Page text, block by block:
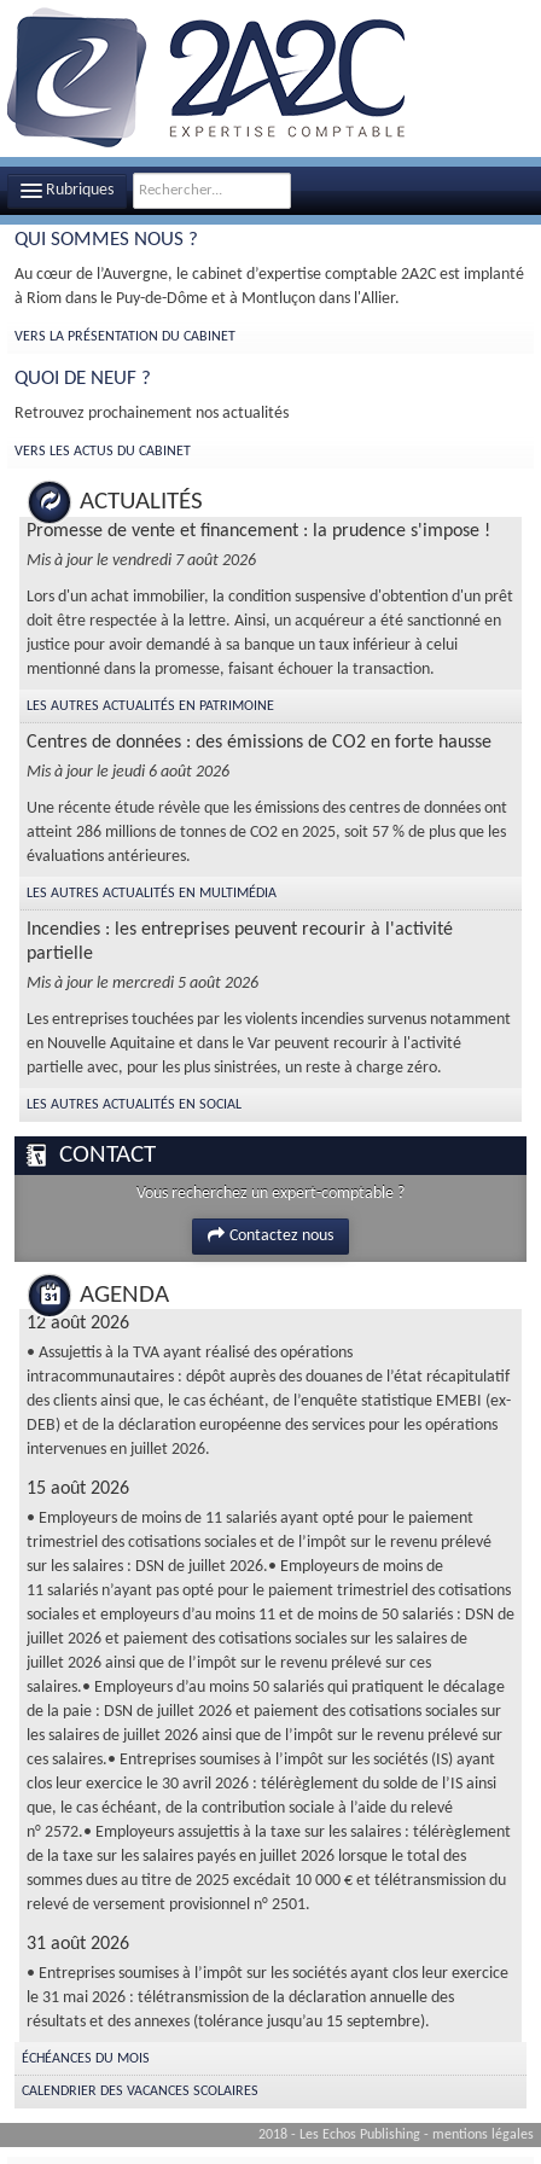
Rubriques
LE CABINET
NOTRE ÉQUIPE
PLAN D'ACCÈS
FILS D'ACTUALITÉS
INFOS DE GESTION
OUTILS PRATIQUES
ESPACE CLIENT EWS
QUI SOMMES NOUS ?
Au cœur de l’Auvergne, le cabinet d’expertise comptable 2A2C est implanté
à Riom dans le Puy-de-Dôme et à Montluçon dans l'Allier.
VERS LA PRÉSENTATION DU CABINET
QUOI DE NEUF ?
Retrouvez prochainement nos actualités
VERS LES ACTUS DU CABINET
ACTUALITÉS
Promesse de vente et financement : la prudence s'impose !
Mis à jour le vendredi 7 août 2026
Lors d'un achat immobilier, la condition suspensive d'obtention d'un prêt
doit être respectée à la lettre. Ainsi, un acquéreur a été sanctionné en
justice pour avoir demandé à sa banque un taux inférieur à celui
mentionné dans la promesse, faisant échouer la transaction.
LES AUTRES ACTUALITÉS EN PATRIMOINE
Centres de données : des émissions de CO2 en forte hausse
Mis à jour le jeudi 6 août 2026
Une récente étude révèle que les émissions des centres de données ont
atteint 286 millions de tonnes de CO2 en 2025, soit 57 % de plus que les
évaluations antérieures.
LES AUTRES ACTUALITÉS EN MULTIMÉDIA
Incendies : les entreprises peuvent recourir à l'activité
partielle
Mis à jour le mercredi 5 août 2026
Les entreprises touchées par les violents incendies survenus notamment
en Nouvelle Aquitaine et dans le Var peuvent recourir à l'activité
partielle avec, pour les plus sinistrées, un reste à charge zéro.
LES AUTRES ACTUALITÉS EN SOCIAL
CONTACT
Vous recherchez un expert-comptable ?
Contactez nous
AGENDA
12 août 2026
• Assujettis à la TVA ayant réalisé des opérations
intracommunautaires : dépôt auprès des douanes de l’état récapitulatif
des clients ainsi que, le cas échéant, de l’enquête statistique EMEBI (ex-
DEB) et de la déclaration européenne des services pour les opérations
intervenues en juillet 2026.
15 août 2026
• Employeurs de moins de 11 salariés ayant opté pour le paiement
trimestriel des cotisations sociales et de l’impôt sur le revenu prélevé
sur les salaires : DSN de juillet 2026.• Employeurs de moins de
11 salariés n’ayant pas opté pour le paiement trimestriel des cotisations
sociales et employeurs d’au moins 11 et de moins de 50 salariés : DSN de
juillet 2026 et paiement des cotisations sociales sur les salaires de
juillet 2026 ainsi que de l’impôt sur le revenu prélevé sur ces
salaires.• Employeurs d’au moins 50 salariés qui pratiquent le décalage
de la paie : DSN de juillet 2026 et paiement des cotisations sociales sur
les salaires de juillet 2026 ainsi que de l’impôt sur le revenu prélevé sur
ces salaires.• Entreprises soumises à l’impôt sur les sociétés (IS) ayant
clos leur exercice le 30 avril 2026 : télérèglement du solde de l’IS ainsi
que, le cas échéant, de la contribution sociale à l’aide du relevé
n° 2572.• Employeurs assujettis à la taxe sur les salaires : télérèglement
de la taxe sur les salaires payés en juillet 2026 lorsque le total des
sommes dues au titre de 2025 excédait 10 000 € et télétransmission du
relevé de versement provisionnel n° 2501.
31 août 2026
• Entreprises soumises à l’impôt sur les sociétés ayant clos leur exercice
le 31 mai 2026 : télétransmission de la déclaration annuelle des
résultats et des annexes (tolérance jusqu’au 15 septembre).
ÉCHÉANCES DU MOIS
CALENDRIER DES VACANCES SCOLAIRES
2018 - Les Echos Publishing - mentions légales